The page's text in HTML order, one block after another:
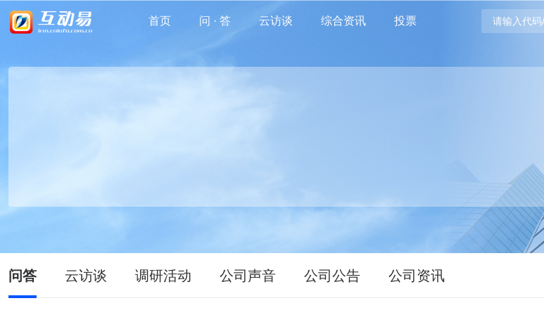
首页 问 · 答 云访谈 综合资讯 投票
问答 云访谈 调研活动 公司声音 公司公告 公司资讯